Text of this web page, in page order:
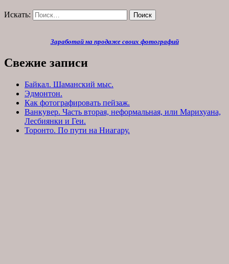
Искать: Поиск
Заработай на продаже своих фотографий
Свежие записи
Байкал. Шаманский мыс.
Эдмонтон.
Как фотографировать пейзаж.
Ванкувер. Часть вторая, неформальная, или Марихуана,
Лесбиянки и Геи.
Торонто. По пути на Ниагару.